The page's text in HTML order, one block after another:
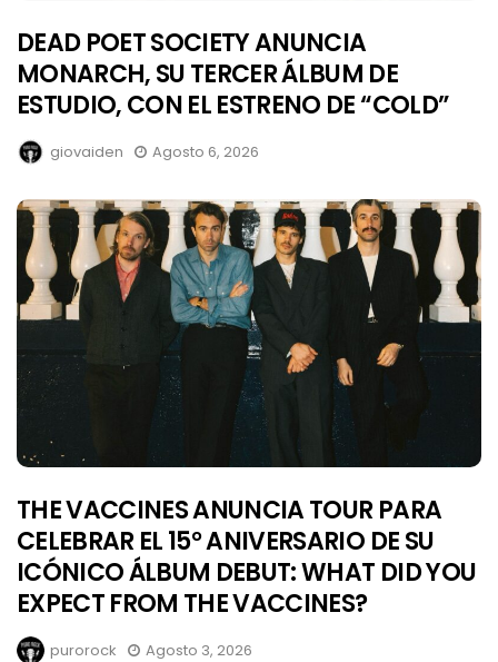
DEAD POET SOCIETY ANUNCIA
MONARCH, SU TERCER ÁLBUM DE
ESTUDIO, CON EL ESTRENO DE “COLD”
giovaiden Agosto 6, 2026
THE VACCINES ANUNCIA TOUR PARA
CELEBRAR EL 15° ANIVERSARIO DE SU
ICÓNICO ÁLBUM DEBUT: WHAT DID YOU
EXPECT FROM THE VACCINES?
purorock Agosto 3, 2026